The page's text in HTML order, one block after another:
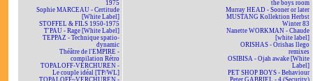
1975
Sophie MARCEAU - Certitude
[White Label]
STOFFEL & FILS 1950-1975
T'PAU - Rage [White Label]
TEPPAZ - Technique spatio-
dynamic
Théâtre de l'EMPIRE -
compilation Rétro
TOPALOFF-VERCHUREN -
Le couple idéal [TP/WL]
TOPALOFF~VERCHUREN -
the boys room
Murray HEAD - Sooner or later
MUSTANG Kollektion Herbst
Winter 83
Nanette WORKMAN - Chaude
[white label]
ORISHAS - Orishas llego
remixes
OSIBISA - Ojah awake [White
Label]
PET SHOP BOYS - Behaviour
Peter GABRIEL - 4 (Security)